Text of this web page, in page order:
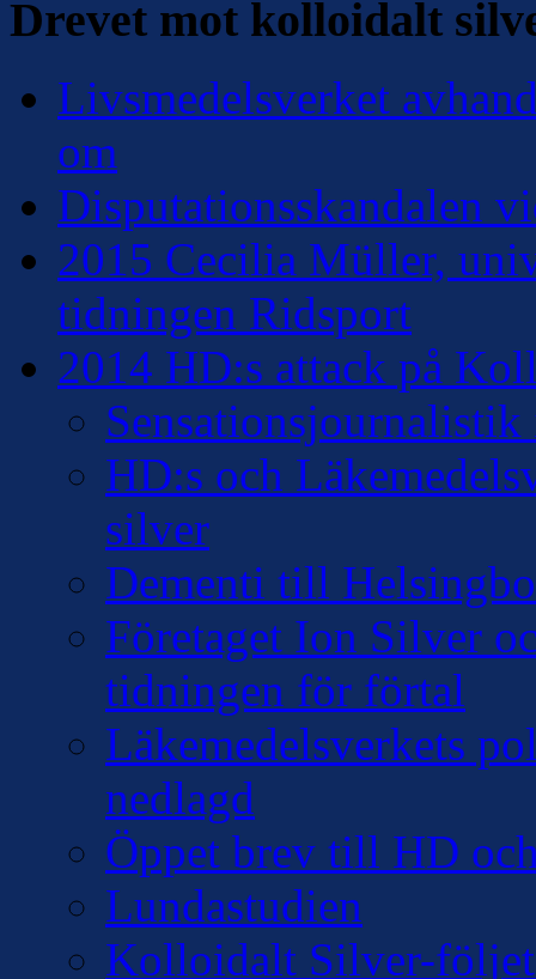
Drevet mot kolloidalt
Livsmedelsverket
om
Disputationsskandalen
2015 Cecilia Müller,
tidningen Ridsport
2014 HD:s attack på
HD:s och
silver
Dementi till
Företaget Ion Silver
tidningen för förtal
Läkemedelsverkets
nedlagd
Öppet brev till HD
Lundastudien
Kolloidalt Silver-